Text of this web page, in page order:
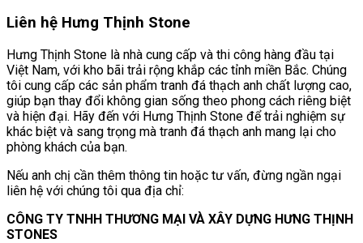
Liên hệ Hưng Thịnh Stone
Hưng Thịnh Stone là nhà cung cấp và thi công hàng đầu tại
Việt Nam, với kho bãi trải rộng khắp các tỉnh miền Bắc. Chúng
tôi cung cấp các sản phẩm tranh đá thạch anh chất lượng cao,
giúp bạn thay đổi không gian sống theo phong cách riêng biệt
và hiện đại. Hãy đến với Hưng Thịnh Stone để trải nghiệm sự
khác biệt và sang trọng mà tranh đá thạch anh mang lại cho
phòng khách của bạn.
Nếu anh chị cần thêm thông tin hoặc tư vấn, đừng ngần ngại
liên hệ với chúng tôi qua địa chỉ:
CÔNG TY TNHH THƯƠNG MẠI VÀ XÂY DỰNG HƯNG THỊNH
STONES